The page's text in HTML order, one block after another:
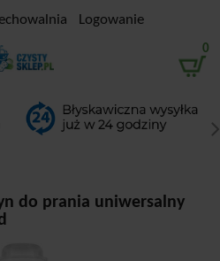
Logowanie
0
do prania uniwersalny